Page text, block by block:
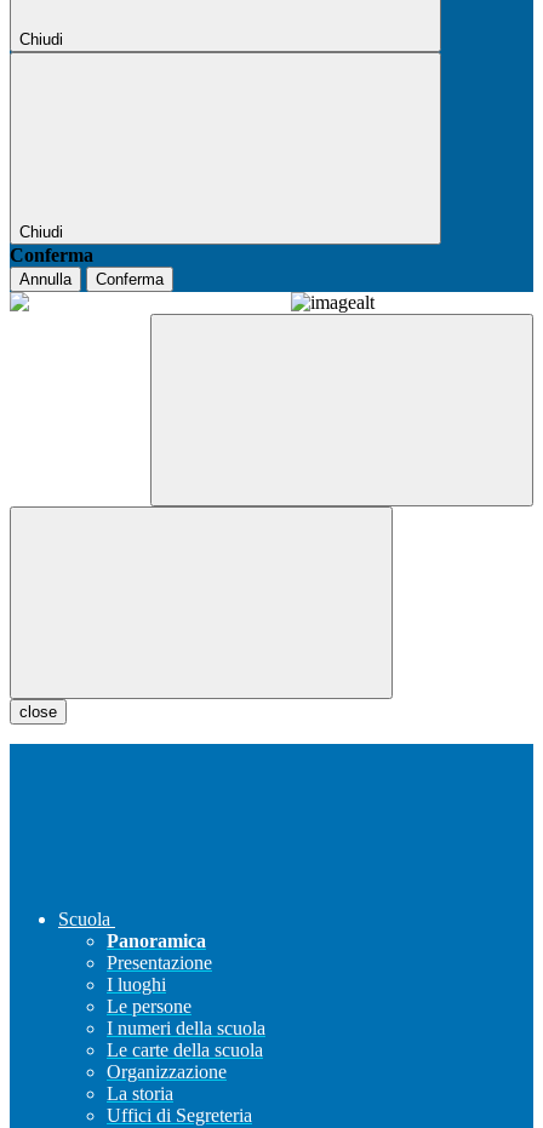
Chiudi
Chiudi
Conferma
Annulla Conferma
close
Scuola
Panoramica
Presentazione
I luoghi
Le persone
I numeri della scuola
Le carte della scuola
Organizzazione
La storia
Uffici di Segreteria